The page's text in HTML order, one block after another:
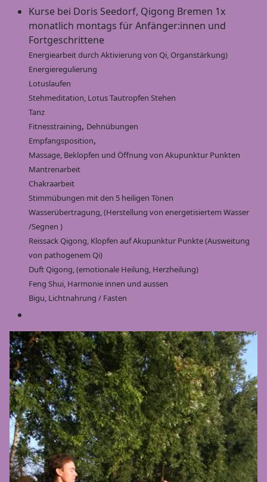
Kurse bei Doris Seedorf, Qigong Bremen 1x
monatlich montags für Anfänger:innen und
Fortgeschrittene
Energiearbeit durch Aktivierung von Qi, Organstärkung)
Energieregulierung
Lotuslaufen
Stehmeditation, Lotus Tautropfen Stehen
Tanz
Fitnesstraining, Dehnübungen
Empfangsposition,
Massage, Beklopfen und Öffnung von Akupunktur Punkten
Mantrenarbeit
Chakraarbeit
Stimmübungen mit den 5 heiligen Tönen
Wasserübertragung, (Herstellung von energetisiertem Wasser
/Segnen )
Reissack Qigong, Klopfen auf Akupunktur Punkte (Ausweitung
von pathogenem Qi)
Duft Qigong, (emotionale Heilung, Herzheilung)
Feng Shui, Harmonie innen und aussen
Bigu, Lichtnahrung / Fasten